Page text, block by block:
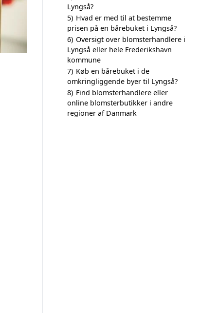
Lyngså?
5) Hvad er med til at bestemme
prisen på en bårebuket i Lyngså?
6) Oversigt over blomsterhandlere i
Lyngså eller hele Frederikshavn
kommune
7) Køb en bårebuket i de
omkringliggende byer til Lyngså?
8) Find blomsterhandlere eller
online blomsterbutikker i andre
regioner af Danmark